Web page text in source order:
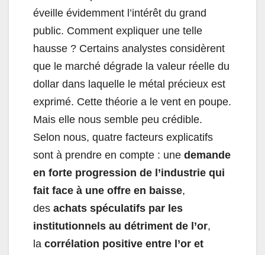
éveille évidemment l’intérêt du grand
public. Comment expliquer une telle
hausse ? Certains analystes considèrent
que le marché dégrade la valeur réelle du
dollar dans laquelle le métal précieux est
exprimé. Cette théorie a le vent en poupe.
Mais elle nous semble peu crédible.
Selon nous, quatre facteurs explicatifs
sont à prendre en compte : une demande
en forte progression de l’industrie qui
fait face à une offre en baisse,
des achats spéculatifs par les
institutionnels au détriment de l’or,
la corrélation positive entre l’or et